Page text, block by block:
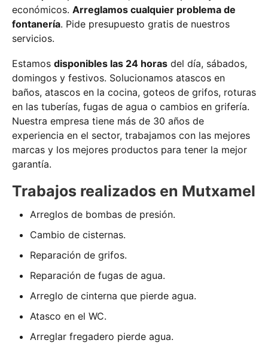
económicos. Arreglamos cualquier problema de
fontanería. Pide presupuesto gratis de nuestros
servicios.
Estamos disponibles las 24 horas del día, sábados,
domingos y festivos. Solucionamos atascos en
baños, atascos en la cocina, goteos de grifos, roturas
en las tuberías, fugas de agua o cambios en grifería.
Nuestra empresa tiene más de 30 años de
experiencia en el sector, trabajamos con las mejores
marcas y los mejores productos para tener la mejor
garantía.
Trabajos realizados en Mutxamel
Arreglos de bombas de presión.
Cambio de cisternas.
Reparación de grifos.
Reparación de fugas de agua.
Arreglo de cinterna que pierde agua.
Atasco en el WC.
Arreglar fregadero pierde agua.